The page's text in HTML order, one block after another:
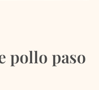
pollo paso